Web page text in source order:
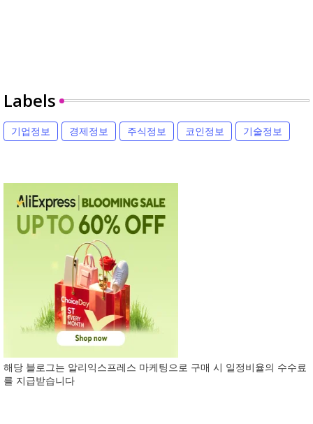
Labels
기업정보 경제정보 주식정보 코인정보 기술정보
해당 블로그는 알리익스프레스 마케팅으로 구매 시 일정비율의 수수료
를 지급받습니다